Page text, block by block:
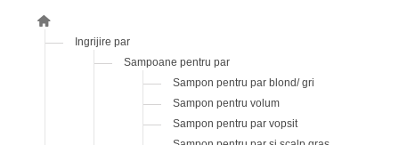
Ingrijire par
Sampoane pentru par
Sampon pentru par blond/ gri
Sampon pentru volum
Sampon pentru par vopsit